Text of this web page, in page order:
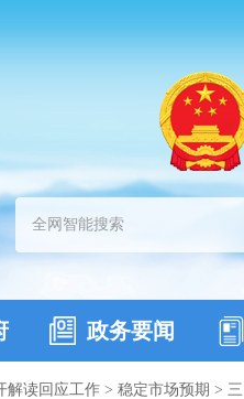
政务要闻
解读回应工作 > 稳定市场预期 >